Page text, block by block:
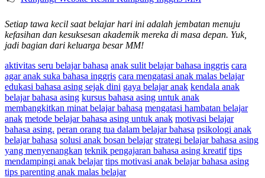
Setiap tawa kecil saat belajar hari ini adalah jembatan menuju
kefasihan dan kesuksesan akademik mereka di masa depan. Yuk,
jadi bagian dari keluarga besar MM!
aktivitas seru belajar bahasa anak sulit belajar bahasa inggris cara
agar anak suka bahasa inggris cara mengatasi anak malas belajar
edukasi bahasa asing sejak dini gaya belajar anak kendala anak
belajar bahasa asing kursus bahasa asing untuk anak
membangkitkan minat belajar bahasa mengatasi hambatan belajar
anak metode belajar bahasa asing untuk anak motivasi belajar
bahasa asing. peran orang tua dalam belajar bahasa psikologi anak
belajar bahasa solusi anak bosan belajar strategi belajar bahasa asing
yang menyenangkan teknik pengajaran bahasa asing kreatif tips
mendampingi anak belajar tips motivasi anak belajar bahasa asing
tips parenting anak malas belajar